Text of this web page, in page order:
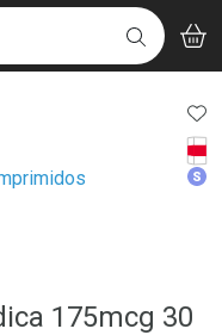
BUSCAR
175mcg 30